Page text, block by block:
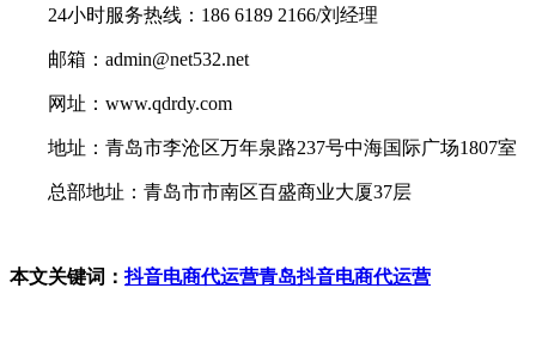
24小时服务热线：186 6189 2166/刘经理
邮箱：admin@net532.net
网址：www.qdrdy.com
地址：青岛市李沧区万年泉路237号中海国际广场1807室
总部地址：青岛市市南区百盛商业大厦37层
本文关键词：抖音电商代运营青岛抖音电商代运营